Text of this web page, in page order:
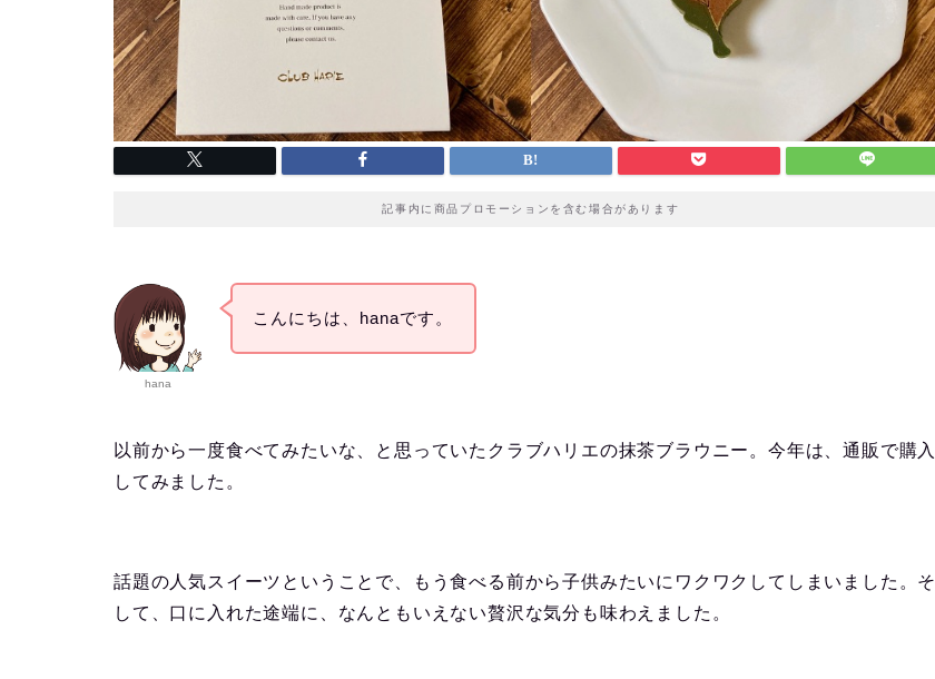
記事内に商品プロモーションを含む場合があります
hana
こんにちは、hanaです。
以前から一度食べてみたいな、と思っていたクラブハリエの抹茶ブラウニー。今年は、通販で購入
してみました。
話題の人気スイーツということで、もう食べる前から子供みたいにワクワクしてしまいました。そ
して、口に入れた途端に、なんともいえない贅沢な気分も味わえました。